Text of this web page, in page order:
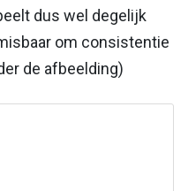
dus wel degelijk
om consistentie
de afbeelding)